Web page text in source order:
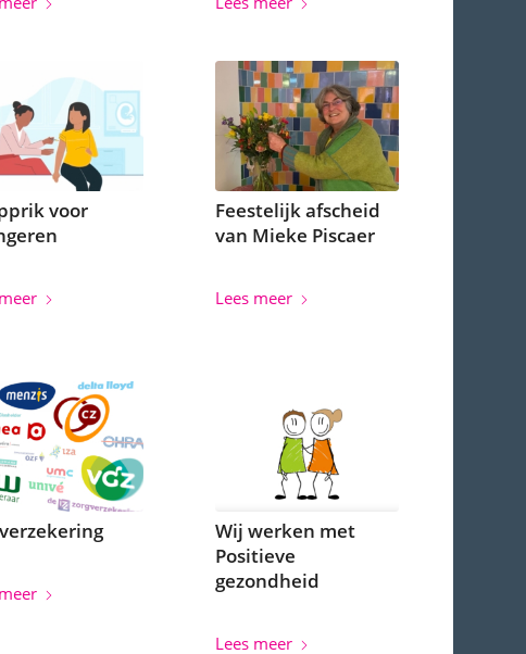
voor
Feestelijk afscheid
van Mieke Piscaer
Lees meer
Wij werken met
Positieve
gezondheid
Lees meer